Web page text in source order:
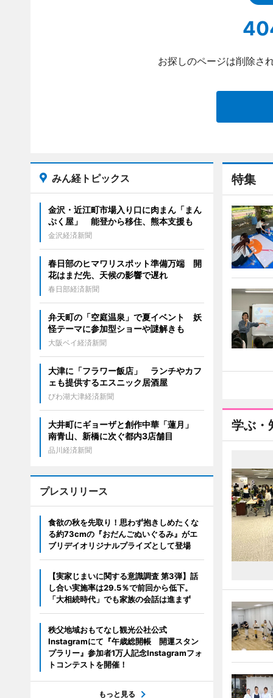
お探しのページは削除さ
特集
学ぶ・
みん経トピックス
金沢・近江町市場入り口に肉まん「まん
ぷく屋」 能登から移住、熊本支援も
金沢経済新聞
春日部のヒマワリスポット準備万端 開
花はまだ先、天候の影響で遅れ
春日部経済新聞
弁天町の「空庭温泉」で夏イベント 妖
怪テーマに参加型ショーや謎解きも
大阪ベイ経済新聞
大津に「フラワー飯店」 ランチやカフ
ェも提供するエスニック居酒屋
びわ湖大津経済新聞
大井町にギョーザと創作中華「蓮月」
南青山、新橋に次ぐ都内3店舗目
品川経済新聞
プレスリリース
食欲の秋を先取り！思わず抱きしめたくな
る約73cmの『おだんごぬいぐるみ』がエ
ブリデイオリジナルプライズとして登場
【実家じまいに関する意識調査 第3弾】話
し合い実施率は29.5％で前回から低下。
「大相続時代」でも家族の会話は進まず
秩父地域おもてなし観光公社公式
Instagramにて『午歳総開帳 開運スタン
プラリー』参加者1万人記念Instagramフォ
トコンテストを開催！
もっと見る